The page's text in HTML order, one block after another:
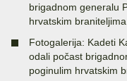
brigadnom generalu
hrvatskim braniteljima
Fotogalerija: Kadeti
odali počast
poginulim hrvatskim